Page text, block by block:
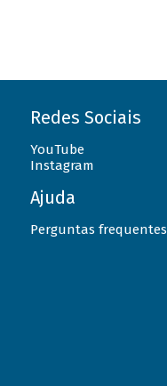
Redes Sociais
YouTube
Instagram
Ajuda
Perguntas frequentes